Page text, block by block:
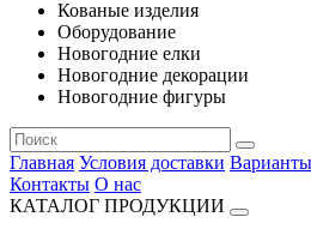
Кованые изделия
Оборудование
Новогодние елки
Новогодние декорации
Новогодние фигуры
Главная Условия доставки
Контакты О нас
КАТАЛОГ ПРОДУКЦИИ